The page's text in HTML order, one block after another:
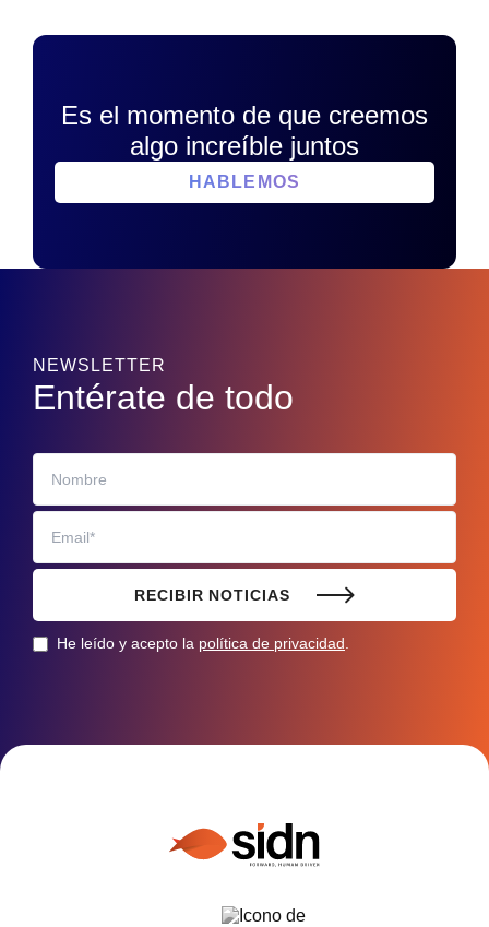
Es el momento de que creemos
algo increíble juntos
HABLEMOS
NEWSLETTER
Entérate de todo
RECIBIR NOTICIAS
He leído y acepto la política de privacidad